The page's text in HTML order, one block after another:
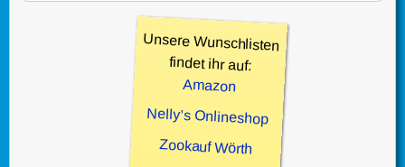
Unsere Wunschlisten
findet ihr auf:
Amazon
Nelly’s Onlineshop
Zookauf Wörth